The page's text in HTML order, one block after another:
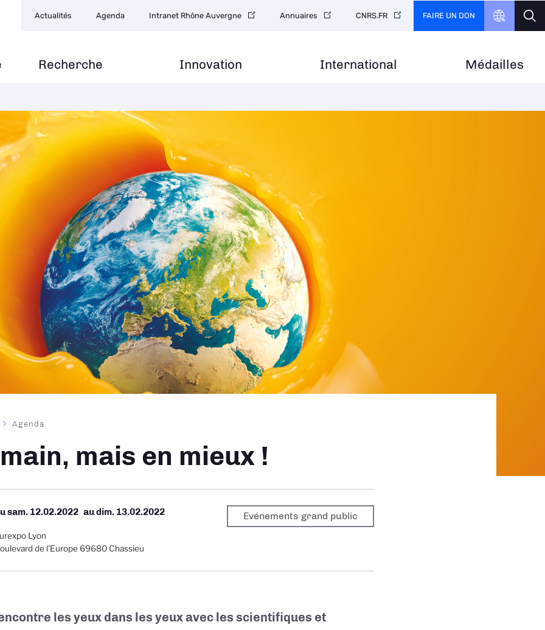
Recherche Innovation International Médailles
secondaire
Actualités Agenda Intranet Rhône Auvergne Annuaires CNRS.FR FAIRE UN DON
Agenda
mais en mieux !
sam. 12.02.2022 audim. 13.02.2022
Lyon
de l'Europe 69680 Chassieu
Evénements grand public
les yeux dans les yeux avec les scientifiques et